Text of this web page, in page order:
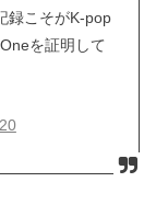
録こそがK-pop
を証明して